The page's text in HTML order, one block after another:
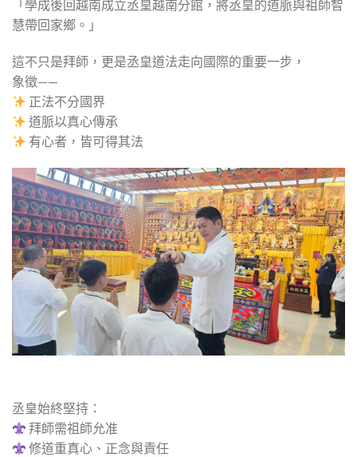
「學成後回越南成立丞皇越南分館，將丞皇的道脈與祖師智
慧帶回家鄉。」
這不只是拜師，更是丞皇道法走向國際的重要一步，
象徵——
正法不分國界
道脈以真心傳承
有心者，皆可得其法
丞皇始終堅持：
拜師需祖師允准
修道重真心、正念與責任